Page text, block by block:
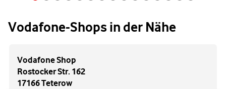
Vodafone-Shops in der Nähe
Vodafone Shop
Rostocker Str. 162
17166 Teterow